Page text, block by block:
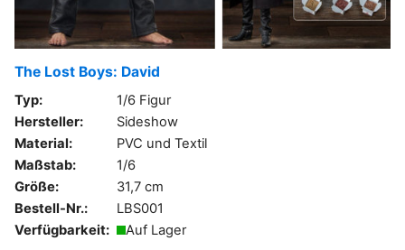
The Lost Boys: David
Typ:
1/6 Figur
Hersteller:
Sideshow
Material:
PVC und Textil
Maßstab:
1/6
Größe:
31,7 cm
Bestell-Nr.:
LBS001
Verfügbarkeit:
Auf Lager